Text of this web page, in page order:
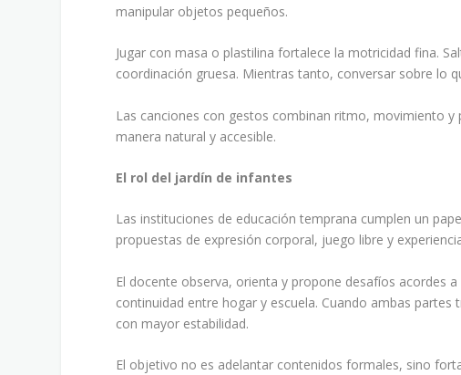
manipular objetos pequeños.
Jugar con masa o plastilina fortalece la motricidad fina.
coordinación gruesa. Mientras tanto, conversar sobre lo
Las canciones con gestos combinan ritmo, movimiento
manera natural y accesible.
El rol del jardín de infantes
Las instituciones de educación temprana cumplen un
propuestas de expresión corporal, juego libre y
El docente observa, orienta y propone desafíos acordes
continuidad entre hogar y escuela. Cuando ambas
con mayor estabilidad.
El objetivo no es adelantar contenidos formales, sino